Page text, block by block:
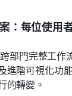
：每位使用
部門完整工作
進階可視化功
的轉變。